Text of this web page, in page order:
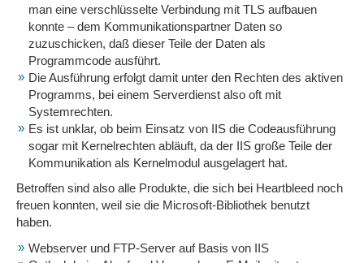
man eine verschlüsselte Verbindung mit TLS aufbauen
konnte – dem Kommunikationspartner Daten so
zuzuschicken, daß dieser Teile der Daten als
Programmcode ausführt.
Die Ausführung erfolgt damit unter den Rechten des aktiven
Programms, bei einem Serverdienst also oft mit
Systemrechten.
Es ist unklar, ob beim Einsatz von IIS die Codeausführung
sogar mit Kernelrechten abläuft, da der IIS große Teile der
Kommunikation als Kernelmodul ausgelagert hat.
Betroffen sind also alle Produkte, die sich bei Heartbleed noch
freuen konnten, weil sie die Microsoft-Bibliothek benutzt
haben.
Webserver und FTP-Server auf Basis von IIS